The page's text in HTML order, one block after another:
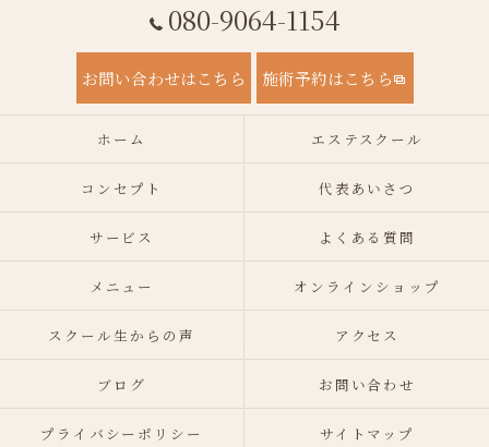
080-9064-1154
お問い合わせはこちら 施術予約はこちら
ホーム エステスクール
コンセプト 代表あいさつ
サービス よくある質問
メニュー オンラインショップ
スクール生からの声 アクセス
ブログ お問い合わせ
プライバシーポリシー サイトマップ